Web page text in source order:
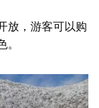
放，游客可以购